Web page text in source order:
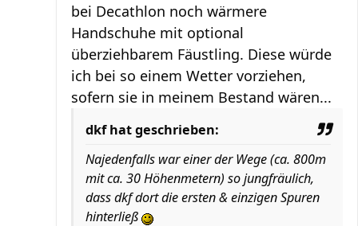
bei Decathlon noch wärmere
Handschuhe mit optional
überziehbarem Fäustling. Diese würde
ich bei so einem Wetter vorziehen,
sofern sie in meinem Bestand wären...
dkf hat geschrieben:
Najedenfalls war einer der Wege (ca. 800m
mit ca. 30 Höhenmetern) so jungfräulich,
dass dkf dort die ersten & einzigen Spuren
hinterließ